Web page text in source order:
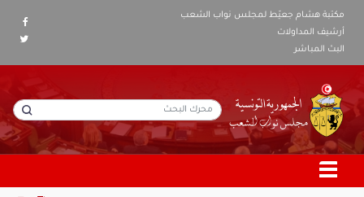
مكتبة هشام جعيّط لمجلس نواب الشعب
أرشيف المداولات
البث المباشر